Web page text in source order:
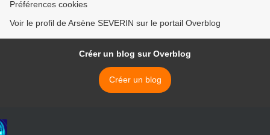
Préférences cookies
Voir le profil de Arsène SEVERIN sur le portail Overblog
Créer un blog sur Overblog
Créer un blog